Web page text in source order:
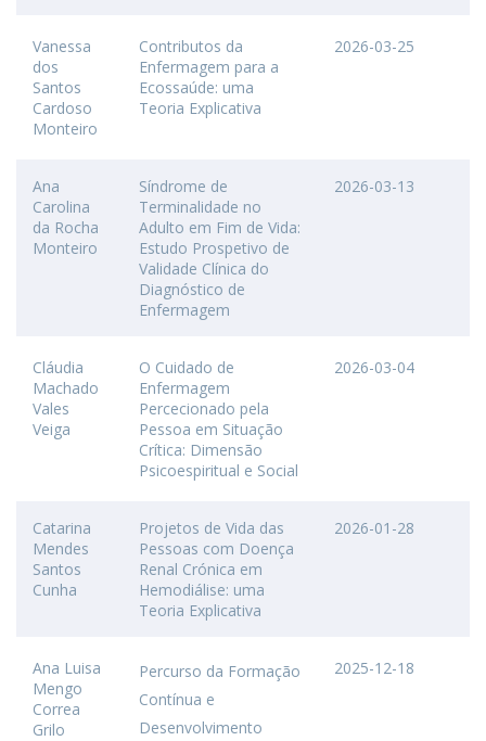
Vanessa
dos
Santos
Cardoso
Monteiro
Contributos da
Enfermagem para a
Ecossaúde: uma
Teoria Explicativa
2026-03-25
Ana
Carolina
da Rocha
Monteiro
Síndrome de
Terminalidade no
Adulto em Fim de Vida:
Estudo Prospetivo de
Validade Clínica do
Diagnóstico de
Enfermagem
2026-03-13
Cláudia
Machado
Vales
Veiga
O Cuidado de
Enfermagem
Percecionado pela
Pessoa em Situação
Crítica: Dimensão
Psicoespiritual e Social
2026-03-04
Catarina
Mendes
Santos
Cunha
Projetos de Vida das
Pessoas com Doença
Renal Crónica em
Hemodiálise: uma
Teoria Explicativa
2026-01-28
Ana Luisa
Mengo
Correa
Grilo
Percurso da Formação
Contínua e
Desenvolvimento
2025-12-18